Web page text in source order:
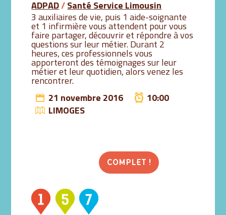
ADPAD/Santé Service Limousin
3 auxiliaires de vie, puis 1 aide-soignante
et 1 infirmière vous attendent pour vous
faire partager, découvrir et répondre à vos
questions sur leur métier. Durant 2
heures, ces professionnels vous
apporteront des témoignages sur leur
métier et leur quotidien, alors venez les
rencontrer.
21 novembre 2016
10:00
LIMOGES
COMPLET !